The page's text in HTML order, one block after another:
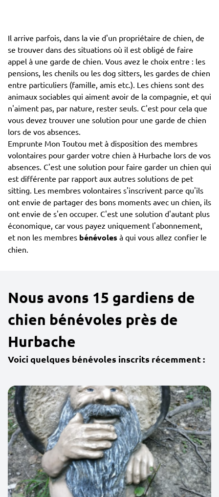
Il arrive parfois, dans la vie d'un propriétaire de chien, de
se trouver dans des situations où il est obligé de faire
appel à une garde de chien. Vous avez le choix entre : les
pensions, les chenils ou les dog sitters, les gardes de chien
entre particuliers (famille, amis etc.). Les chiens sont des
animaux sociables qui aiment avoir de la compagnie, et qui
n'aiment pas, par nature, rester seuls. C'est pour cela que
vous devez trouver une solution pour une garde de chien
lors de vos absences.
Emprunte Mon Toutou met à disposition des membres
volontaires pour garder votre chien à Hurbache lors de vos
absences. C'est une solution pour faire garder un chien qui
est différente par rapport aux autres solutions de pet
sitting. Les membres volontaires s'inscrivent parce qu'ils
ont envie de partager des bons moments avec un chien, ils
ont envie de s'en occuper. C'est une solution d'autant plus
économique, car vous payez uniquement l'abonnement,
et non les membres bénévoles à qui vous allez confier le
chien.
Nous avons 15 gardiens de
chien bénévoles près de
Hurbache
Voici quelques bénévoles inscrits récemment :